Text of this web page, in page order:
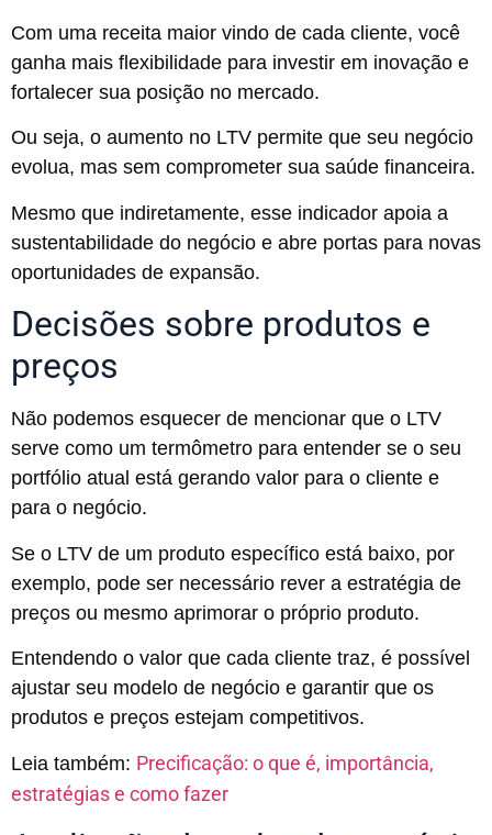
Com uma receita maior vindo de cada cliente, você
ganha mais flexibilidade para investir em inovação e
fortalecer sua posição no mercado.
Ou seja, o aumento no LTV permite que seu negócio
evolua, mas sem comprometer sua saúde financeira.
Mesmo que indiretamente, esse indicador apoia a
sustentabilidade do negócio e abre portas para novas
oportunidades de expansão.
Decisões sobre produtos e
preços
Não podemos esquecer de mencionar que o LTV
serve como um termômetro para entender se o seu
portfólio atual está gerando valor para o cliente e
para o negócio.
Se o LTV de um produto específico está baixo, por
exemplo, pode ser necessário rever a estratégia de
preços ou mesmo aprimorar o próprio produto.
Entendendo o valor que cada cliente traz, é possível
ajustar seu modelo de negócio e garantir que os
produtos e preços estejam competitivos.
Leia também: Precificação: o que é, importância,
estratégias e como fazer